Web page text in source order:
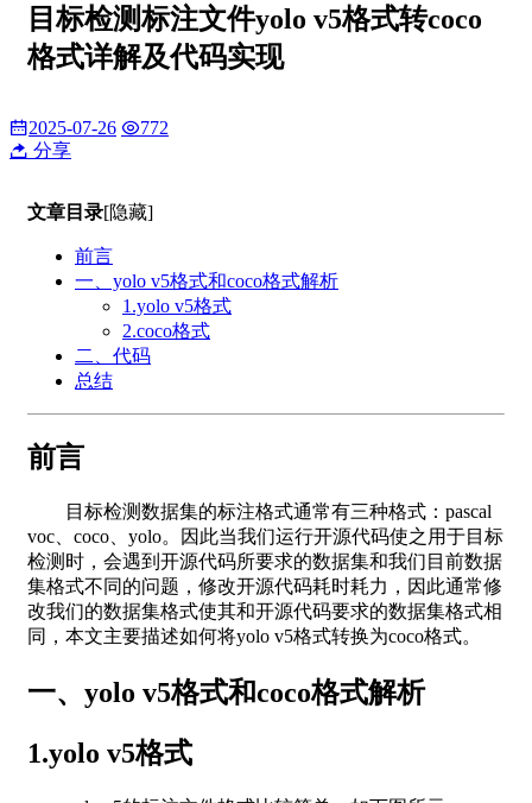
目标检测标注文件yolo v5格式转coco
格式详解及代码实现
2025-07-26
772
分享
文章目录[隐藏]
前言
一、yolo v5格式和coco格式解析
1.yolo v5格式
2.coco格式
二、代码
总结
前言
目标检测数据集的标注格式通常有三种格式：pascal
voc、coco、yolo。因此当我们运行开源代码使之用于目标
检测时，会遇到开源代码所要求的数据集和我们目前数据
集格式不同的问题，修改开源代码耗时耗力，因此通常修
改我们的数据集格式使其和开源代码要求的数据集格式相
同，本文主要描述如何将yolo v5格式转换为coco格式。
一、yolo v5格式和coco格式解析
1.yolo v5格式